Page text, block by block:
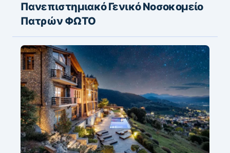
Πανεπιστημιακό Γενικό Νοσοκομείο
Πατρών ΦΩΤΟ